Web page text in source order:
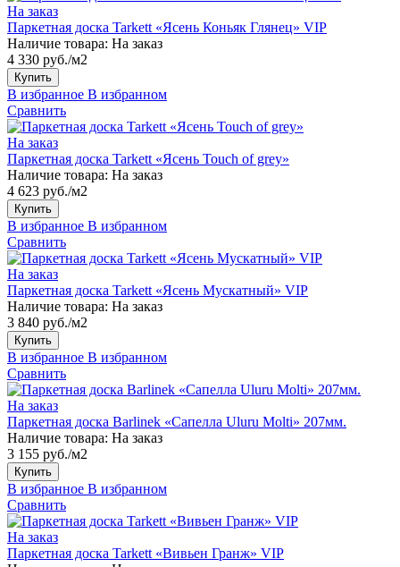
На заказ
Паркетная доска Tarkett «Ясень Коньяк Глянец» VIP
Наличие товара: На заказ
4 330 руб./м2
Купить
В избранное В избранном
Сравнить
На заказ
Паркетная доска Tarkett «Ясень Touch of grey»
Наличие товара: На заказ
4 623 руб./м2
Купить
В избранное В избранном
Сравнить
На заказ
Паркетная доска Tarkett «Ясень Мускатный» VIP
Наличие товара: На заказ
3 840 руб./м2
Купить
В избранное В избранном
Сравнить
На заказ
Паркетная доска Barlinek «Сапелла Uluru Molti» 207мм.
Наличие товара: На заказ
3 155 руб./м2
Купить
В избранное В избранном
Сравнить
На заказ
Паркетная доска Tarkett «Вивьен Гранж» VIP